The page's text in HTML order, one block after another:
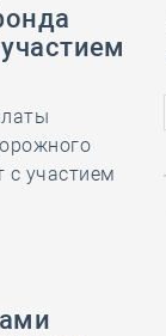
с участием